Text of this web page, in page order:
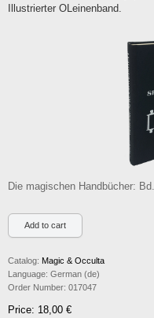
Terms
Illustrierter OLeinenband.
Die magischen Handbücher:
Catalog: Magic & Occulta
Language: German (de)
Order Number: 017047
Price: 18,00 €